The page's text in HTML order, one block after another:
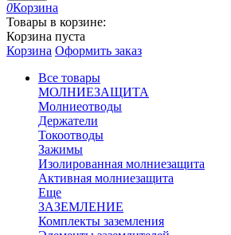
0Корзина
Товары в корзине:
Корзина пуста
Корзина Оформить заказ
Все товары
МОЛНИЕЗАЩИТА
Молниеотводы
Держатели
Токоотводы
Зажимы
Изолированная молниезащита
Активная молниезащита
Еще
ЗАЗЕМЛЕНИЕ
Комплекты заземления